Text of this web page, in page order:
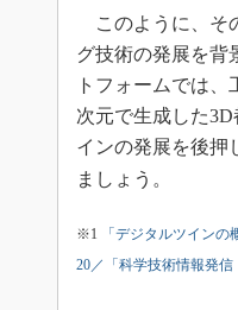
このように、そ
グ技術の発展を背
トフォームでは
次元で生成した
インの発展を後押
ましょう。
※1
「デジタルツイン
20／「科学技術情報発信